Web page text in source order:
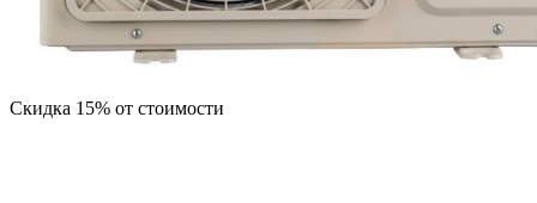
Скидка 15% от стоимости